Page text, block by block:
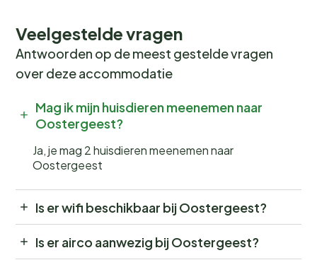
Veelgestelde vragen
Antwoorden op de meest gestelde vragen
over deze accommodatie
Mag ik mijn huisdieren meenemen naar
Oostergeest?
Ja, je mag 2 huisdieren meenemen naar
Oostergeest
Is er wifi beschikbaar bij Oostergeest?
Is er airco aanwezig bij Oostergeest?